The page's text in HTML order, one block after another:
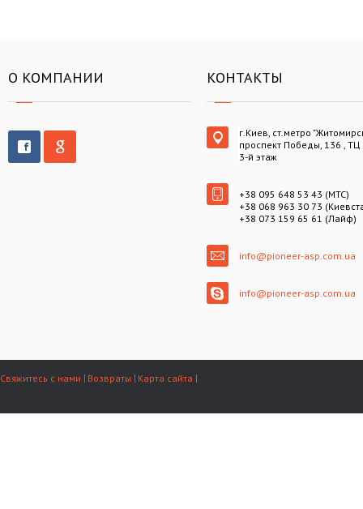
О КОМПАНИИ КОНТАКТЫ
г.Киев, ст.метро
проспект Победы, 136 , ТЦ
3-й этаж
+38 095 648 53 43 (МТС)
+38 068 963 30 73
+38 073 159 65 61 (Лайф)
info@pioneer-asp.com.ua
info@pioneer-asp.com.ua
Свяжитесь с нами Возвраты Карта сайта